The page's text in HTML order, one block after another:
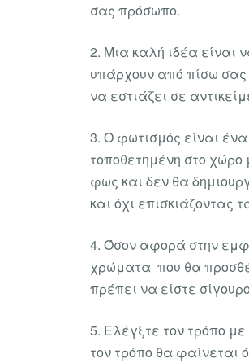
σας πρόσωπο.
2. Μια καλή ιδέα είναι
υπάρχουν από πίσω σας
να εστιάζει σε
3. Ο φωτισμός είναι
τοποθετημένη στο
φως και δεν θα
και όχι επισκιάζοντας
4. Όσον αφορά στην
χρώματα που θα
πρέπει να είστε
5. Ελέγξτε τον τρόπο
τον τρόπο θα φαίνεται